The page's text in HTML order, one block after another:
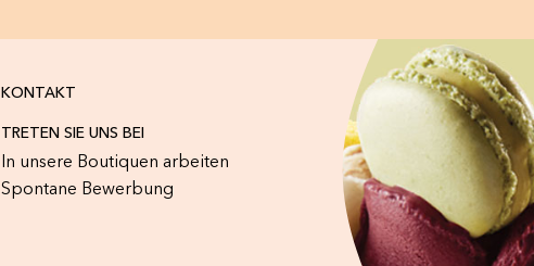
KONTAKT
TRETEN SIE UNS BEI
In unsere Boutiquen arbeiten
Spontane Bewerbung